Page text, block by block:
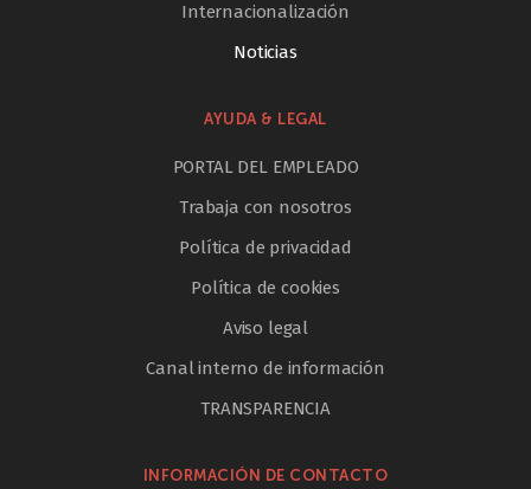
Internacionalización
Noticias
AYUDA & LEGAL
PORTAL DEL EMPLEADO
Trabaja con nosotros
Política de privacidad
Política de cookies
Aviso legal
Canal interno de información
TRANSPARENCIA
INFORMACIÓN DE CONTACTO